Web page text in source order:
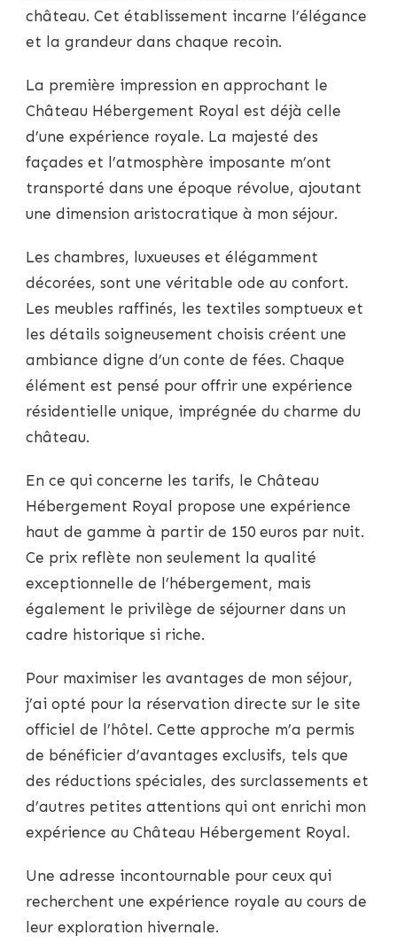
château. Cet établissement incarne l’élégance
et la grandeur dans chaque recoin.
La première impression en approchant le
Château Hébergement Royal est déjà celle
d’une expérience royale. La majesté des
façades et l’atmosphère imposante m’ont
transporté dans une époque révolue, ajoutant
une dimension aristocratique à mon séjour.
Les chambres, luxueuses et élégamment
décorées, sont une véritable ode au confort.
Les meubles raffinés, les textiles somptueux et
les détails soigneusement choisis créent une
ambiance digne d’un conte de fées. Chaque
élément est pensé pour offrir une expérience
résidentielle unique, imprégnée du charme du
château.
En ce qui concerne les tarifs, le Château
Hébergement Royal propose une expérience
haut de gamme à partir de 150 euros par nuit.
Ce prix reflète non seulement la qualité
exceptionnelle de l’hébergement, mais
également le privilège de séjourner dans un
cadre historique si riche.
Pour maximiser les avantages de mon séjour,
j’ai opté pour la réservation directe sur le site
officiel de l’hôtel. Cette approche m’a permis
de bénéficier d’avantages exclusifs, tels que
des réductions spéciales, des surclassements et
d’autres petites attentions qui ont enrichi mon
expérience au Château Hébergement Royal.
Une adresse incontournable pour ceux qui
recherchent une expérience royale au cours de
leur exploration hivernale.